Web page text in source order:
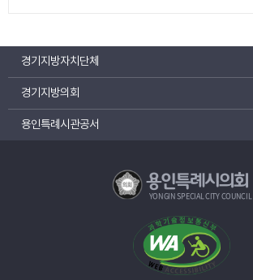
경기지방자치단체
경기지방의회
용인특례시관공서
용인특례시의회
YONGIN SPECIAL CITY COUNCIL